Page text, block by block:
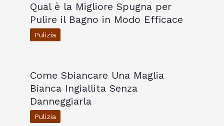
Qual è la Migliore Spugna per
Pulire il Bagno in Modo Efficace
Pulizia
Come Sbiancare Una Maglia
Bianca Ingiallita Senza
Danneggiarla
Pulizia